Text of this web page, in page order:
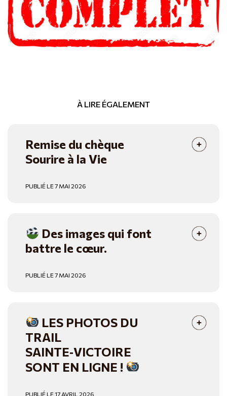
À LIRE ÉGALEMENT
Remise du chèque
Sourire à la Vie
PUBLIÉ LE 7 MAI 2026
Des images qui font
battre le cœur.
PUBLIÉ LE 7 MAI 2026
LES PHOTOS DU
TRAIL
SAINTE‑VICTOIRE
SONT EN LIGNE !
PUBLIÉ LE 17 AVRIL 2026